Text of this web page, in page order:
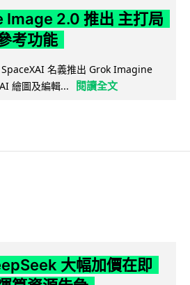
2.0 推出 主打局
考功能
名義推出 Grok Imagine
繪圖及編輯...
閱讀全文
大幅加價在即